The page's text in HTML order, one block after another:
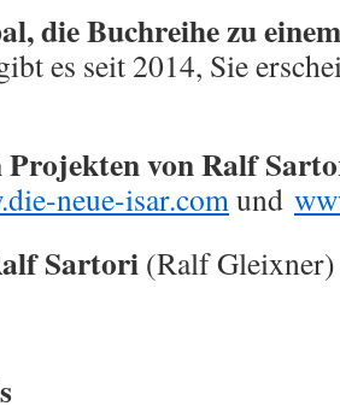
die Buchreihe zu
es seit 2014, Sie
Projekten von Ralf
neue-isar.comund
Sartori (Ralf Gleixner)